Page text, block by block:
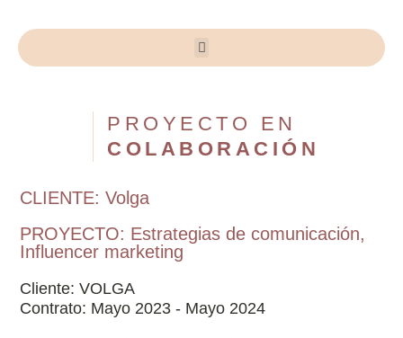
PROYECTO EN
COLABORACIÓN
CLIENTE: Volga
PROYECTO: Estrategias de comunicación,
Influencer marketing
Cliente: VOLGA
Contrato: Mayo 2023 - Mayo 2024